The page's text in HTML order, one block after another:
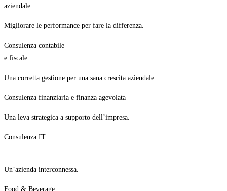
aziendale
Migliorare le performance per fare la differenza.
Consulenza contabile
e fiscale
Una corretta gestione per una sana crescita aziendale.
Consulenza finanziaria e finanza agevolata
Una leva strategica a supporto dell’impresa.
Consulenza IT
Un’azienda interconnessa.
Food & Beverage